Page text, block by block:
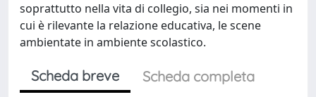
soprattutto nella vita di collegio, sia nei momenti in
cui è rilevante la relazione educativa, le scene
ambientate in ambiente scolastico.
Scheda breve
Scheda completa